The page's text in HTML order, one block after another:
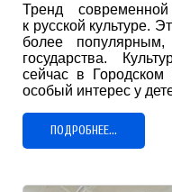
Тренд
к русской культуре.
более
государства.
сейчас в
особый интерес у
ПОДРОБНЕЕ...